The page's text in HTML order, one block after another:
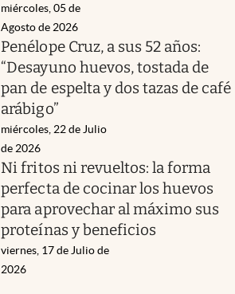
miércoles, 05 de
Agosto de 2026
Penélope Cruz, a sus 52 años:
“Desayuno huevos, tostada de
pan de espelta y dos tazas de café
arábigo”
miércoles, 22 de Julio
de 2026
Ni fritos ni revueltos: la forma
perfecta de cocinar los huevos
para aprovechar al máximo sus
proteínas y beneficios
viernes, 17 de Julio de
2026